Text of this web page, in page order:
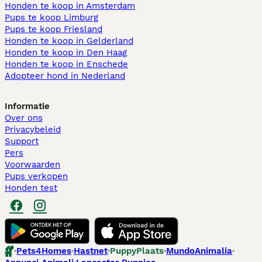
Honden te koop in Amsterdam
Pups te koop Limburg​
Pups te koop Friesland​
Honden te koop in Gelderland
Honden te koop in Den Haag
Honden te koop in Enschede
Adopteer hond in Nederland
Informatie
Over ons
Privacybeleid
Support
Pers
Voorwaarden
Pups verkopen
Honden test
Pets4Homes Hastnet PuppyPlaats MundoAnimalia